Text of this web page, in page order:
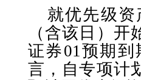
就优先级
（含该日）
证券01预期到
言，自专项计